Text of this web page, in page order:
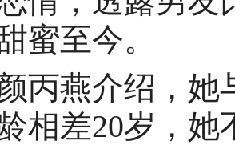
蜜至今。
燕介绍，她
相差20岁，她